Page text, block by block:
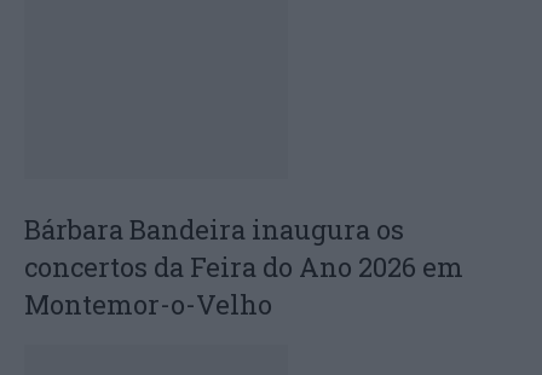
Bárbara Bandeira inaugura os
concertos da Feira do Ano 2026 em
Montemor-o-Velho